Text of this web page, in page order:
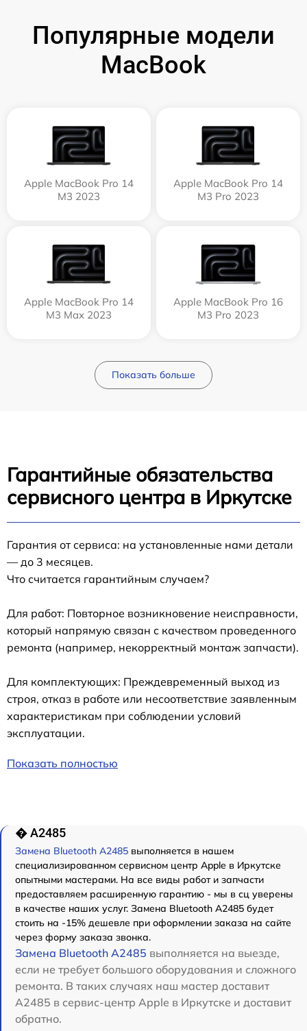
Популярные модели
MacBook
Apple MacBook Pro 14
M3 2023
Apple MacBook Pro 14
M3 Pro 2023
Apple MacBook Pro 14
M3 Max 2023
Apple MacBook Pro 16
M3 Pro 2023
Показать больше
Гарантийные обязательства
сервисного центра в Иркутске
Гарантия от сервиса: на установленные нами детали
— до 3 месяцев.
Что считается гарантийным случаем?
Для работ: Повторное возникновение неисправности,
который напрямую связан с качеством проведенного
ремонта (например, некорректный монтаж запчасти).
Для комплектующих: Преждевременный выход из
строя, отказ в работе или несоответствие заявленным
характеристикам при соблюдении условий
эксплуатации.
Показать полностью
� A2485
Замена Bluetooth A2485 выполняется в нашем
специализированном сервисном центр Apple в Иркутске
опытными мастерами. На все виды работ и запчасти
предоставляем расширенную гарантию - мы в сц уверены
в качестве наших услуг. Замена Bluetooth A2485 будет
стоить на -15% дешевле при оформлении заказа на сайте
через форму заказа звонка.
Замена Bluetooth A2485 выполняется на выезде,
если не требует большого оборудования и сложного
ремонта. В таких случаях наш мастер доставит
A2485 в сервис-центр Apple в Иркутске и доставит
обратно.